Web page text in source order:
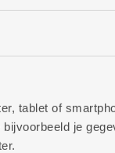
tablet of
je